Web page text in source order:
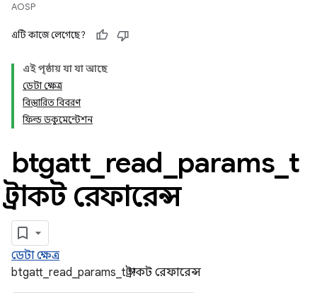
AOSP
এটি কাজে লেগেছে?
এই পৃষ্ঠায় যা যা আছে
ডেটা ক্ষেত্র
বিস্তারিত বিবরণ
ফিল্ড ডকুমেন্টেশন
btgatt read params t
স্ট্রাকট রেফারেন্স
ডেটা ক্ষেত্র
btgatt_read_params_t স্ট্রাকট রেফারেন্স